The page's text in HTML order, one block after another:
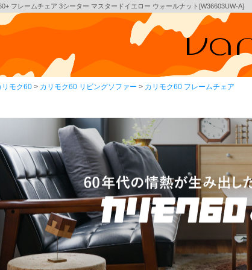
フレームチェア 3シーター マスタードイエロー ウォールナット[W36603UW-A]
リモク60 カリモク60 リビングソファー カリモク60 フレームチェア